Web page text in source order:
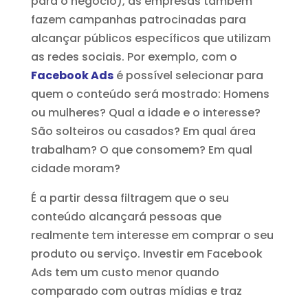
fazem campanhas patrocinadas para
alcançar públicos específicos que utilizam
as redes sociais. Por exemplo, com o
Facebook Adsé possível selecionar para
quem o conteúdo será mostrado: Homens
ou mulheres? Qual a idade e o interesse?
São solteiros ou casados? Em qual área
trabalham? O que consomem? Em qual
cidade moram?
É a partir dessa filtragem que o seu
conteúdo alcançará pessoas que
realmente tem interesse em comprar o seu
produto ou serviço. Investir em Facebook
Ads tem um custo menor quando
comparado com outras mídias e traz